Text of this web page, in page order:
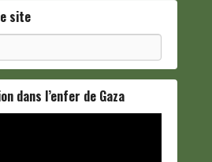
site
dans l’enfer de Gaza